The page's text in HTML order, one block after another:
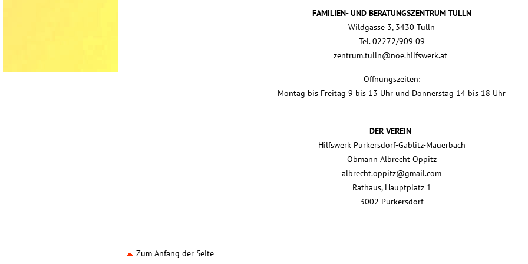
FAMILIEN- UND BERATUNGSZENTRUM TULLN
Wildgasse 3, 3430 Tulln
Tel. 02272/909 09
zentrum.tulln@noe.hilfswerk.at
Öffnungszeiten:
Montag bis Freitag 9 bis 13 Uhr und Donnerstag 14 bis 18 Uhr
DER VEREIN
Hilfswerk Purkersdorf-Gablitz-Mauerbach
Obmann Albrecht Oppitz
albrecht.oppitz@gmail.com
Rathaus, Hauptplatz 1
3002 Purkersdorf
Zum Anfang der Seite